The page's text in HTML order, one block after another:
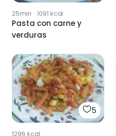
25min · 1091 kcal
Pasta con carne y
verduras
5
1296 kcal